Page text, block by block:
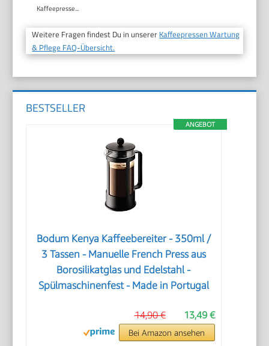
Kaffeepresse...
Weitere Fragen findest Du in unserer Kaffeepressen Wartung
& Pflege FAQ-Übersicht.
BESTSELLER
ANGEBOT
Bodum Kenya Kaffeebereiter - 350ml /
3 Tassen - Manuelle French Press aus
Borosilikatglas und Edelstahl -
Spülmaschinenfest - Made in Portugal
13,49 €
14,90 €
Bei Amazon ansehen